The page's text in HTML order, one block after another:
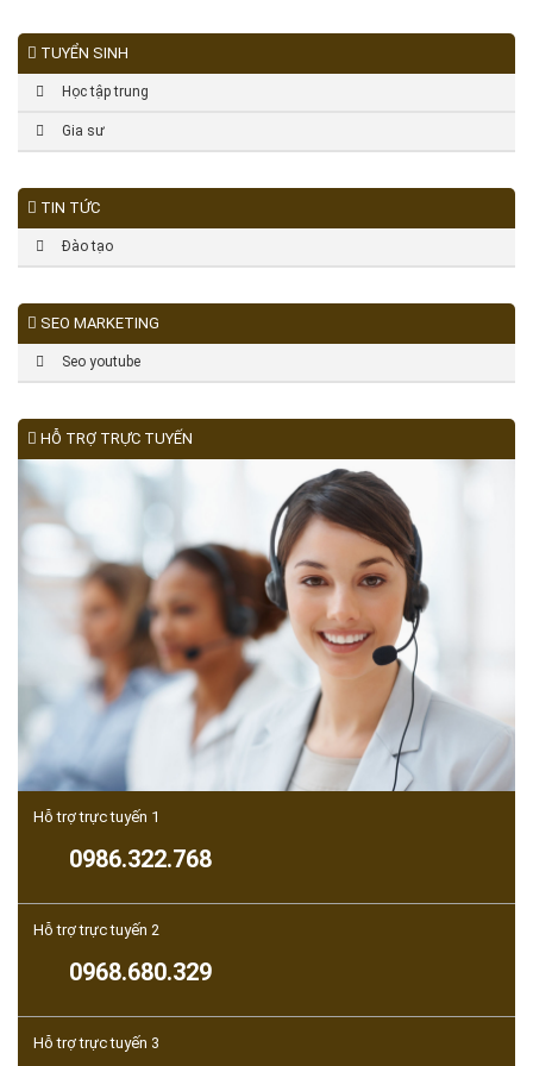
TUYỂN SINH
Học tập trung
Gia sư
TIN TỨC
Đào tạo
SEO MARKETING
Seo youtube
HỖ TRỢ TRỰC TUYẾN
Hỗ trợ trực tuyến 1
0986.322.768
Hỗ trợ trực tuyến 2
0968.680.329
Hỗ trợ trực tuyến 3